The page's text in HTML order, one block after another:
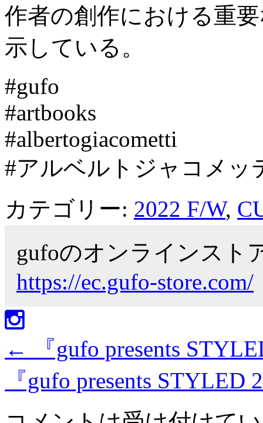
作者の創作における重
示している。
#gufo
#artbooks
#albertogiacometti
#アルベルトジャコメッ
カテゴリー: 2022 F/W,
gufoのオンラインスト
https://ec.gufo-store.com/
←
『gufo presents
『gufo presents STYLED